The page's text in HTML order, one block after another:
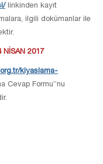
linkinden kayıt
ilgili dokümanlar ile
NİSAN 2017
kiyaslama-
Cevap Formu”nu